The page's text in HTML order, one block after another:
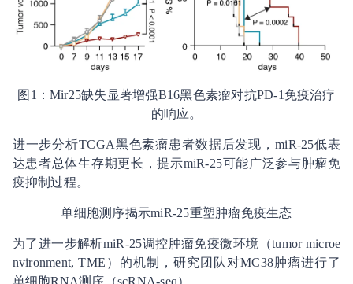
图1：Mir25缺失显著增强B16黑色素瘤对抗PD-1免疫治疗
的响应。
进一步分析TCGA黑色素瘤患者数据后发现，miR-25低表
达患者总体生存期更长，提示miR-25可能广泛参与肿瘤免
疫抑制过程。
单细胞测序揭示miR-25重塑肿瘤免疫生态
为了进一步解析miR-25调控肿瘤免疫微环境（tumor microe
nvironment, TME）的机制，研究团队对MC38肿瘤进行了
单细胞RNA测序（scRNA-seq）。